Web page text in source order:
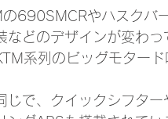
690SMCRやハスクバ
などのデザインが変わ
系列のビッグモター
じで、クイックシフタ